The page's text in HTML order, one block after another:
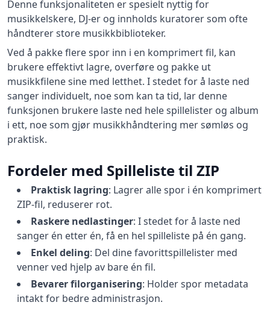
Denne funksjonaliteten er spesielt nyttig for
musikkelskere, DJ-er og innholds kuratorer som ofte
håndterer store musikkbiblioteker.
Ved å pakke flere spor inn i en komprimert fil, kan
brukere effektivt lagre, overføre og pakke ut
musikkfilene sine med letthet. I stedet for å laste ned
sanger individuelt, noe som kan ta tid, lar denne
funksjonen brukere laste ned hele spillelister og album
i ett, noe som gjør musikkhåndtering mer sømløs og
praktisk.
Fordeler med Spilleliste til ZIP
Praktisk lagring: Lagrer alle spor i én komprimert
ZIP-fil, reduserer rot.
Raskere nedlastinger: I stedet for å laste ned
sanger én etter én, få en hel spilleliste på én gang.
Enkel deling: Del dine favorittspillelister med
venner ved hjelp av bare én fil.
Bevarer filorganisering: Holder spor metadata
intakt for bedre administrasjon.